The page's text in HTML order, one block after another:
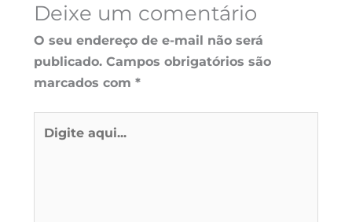
Deixe um comentário
O seu endereço de e-mail não será
publicado. Campos obrigatórios são
marcados com *
aqui...